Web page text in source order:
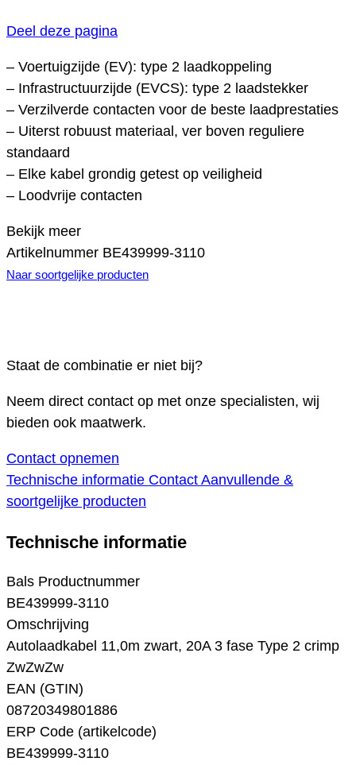
Deel deze pagina
– Voertuigzijde (EV): type 2 laadkoppeling
– Infrastructuurzijde (EVCS): type 2 laadstekker
– Verzilverde contacten voor de beste laadprestaties
– Uiterst robuust materiaal, ver boven reguliere
standaard
– Elke kabel grondig getest op veiligheid
– Loodvrije contacten
Bekijk meer
Artikelnummer BE439999-3110
Naar soortgelijke producten
Staat de combinatie er niet bij?
Neem direct contact op met onze specialisten, wij
bieden ook maatwerk.
Contact opnemen
Technische informatie Contact Aanvullende &
soortgelijke producten
Technische informatie
Bals Productnummer
BE439999-3110
Omschrijving
Autolaadkabel 11,0m zwart, 20A 3 fase Type 2 crimp
ZwZwZw
EAN (GTIN)
08720349801886
ERP Code (artikelcode)
BE439999-3110